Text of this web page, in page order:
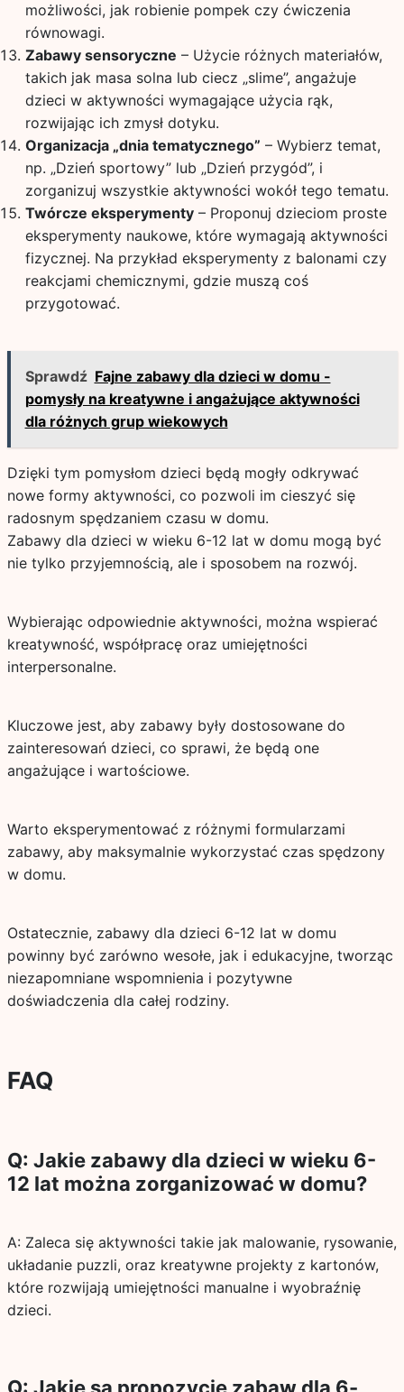
możliwości, jak robienie pompek czy ćwiczenia
równowagi.
Zabawy sensoryczne – Użycie różnych materiałów,
takich jak masa solna lub ciecz „slime”, angażuje
dzieci w aktywności wymagające użycia rąk,
rozwijając ich zmysł dotyku.
Organizacja „dnia tematycznego” – Wybierz temat,
np. „Dzień sportowy” lub „Dzień przygód”, i
zorganizuj wszystkie aktywności wokół tego tematu.
Twórcze eksperymenty– Proponuj dzieciom proste
eksperymenty naukowe, które wymagają aktywności
fizycznej. Na przykład eksperymenty z balonami czy
reakcjami chemicznymi, gdzie muszą coś
przygotować.
Sprawdź Fajne zabawy dla dzieci w domu -
pomysły na kreatywne i angażujące aktywności
dla różnych grup wiekowych
Dzięki tym pomysłom dzieci będą mogły odkrywać
nowe formy aktywności, co pozwoli im cieszyć się
radosnym spędzaniem czasu w domu.
Zabawy dla dzieci w wieku 6-12 lat w domu mogą być
nie tylko przyjemnością, ale i sposobem na rozwój.
Wybierając odpowiednie aktywności, można wspierać
kreatywność, współpracę oraz umiejętności
interpersonalne.
Kluczowe jest, aby zabawy były dostosowane do
zainteresowań dzieci, co sprawi, że będą one
angażujące i wartościowe.
Warto eksperymentować z różnymi formularzami
zabawy, aby maksymalnie wykorzystać czas spędzony
w domu.
Ostatecznie, zabawy dla dzieci 6-12 lat w domu
powinny być zarówno wesołe, jak i edukacyjne, tworząc
niezapomniane wspomnienia i pozytywne
doświadczenia dla całej rodziny.
FAQ
Q: Jakie zabawy dla dzieci w wieku 6-
12 lat można zorganizować w domu?
A: Zaleca się aktywności takie jak malowanie, rysowanie,
układanie puzzli, oraz kreatywne projekty z kartonów,
które rozwijają umiejętności manualne i wyobraźnię
dzieci.